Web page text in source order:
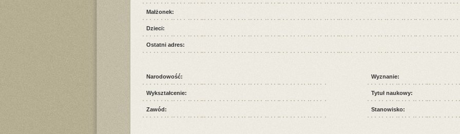
Małżonek:
Dzieci:
Ostatni adres:
Narodowość:
Wykształcenie:
Zawód:
Wyznanie:
Tytuł naukowy:
Stanowisko: